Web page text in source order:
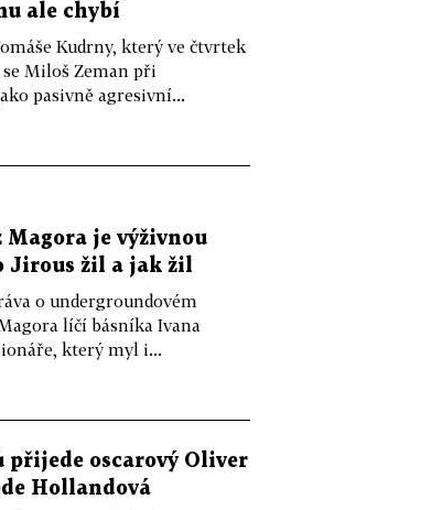
ale chybí
Kudrny, který ve čtvrtek
Miloš Zeman při
pasivně agresivní...
Magora je výživnou
Jirous žil a jak žil
o undergroundovém
líčí básníka Ivana
který myl i...
přijede oscarový Oliver
Hollandová